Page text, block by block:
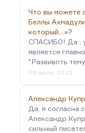
Что вы можете
Беллы
который…»?
СПАСИБО! Да ,
является
".Развивпть
09 июля, 03:01
Александр
Да, я согласна
Александр
сильный